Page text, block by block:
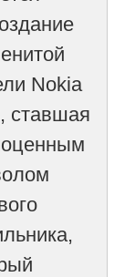
Nokia
ставшая